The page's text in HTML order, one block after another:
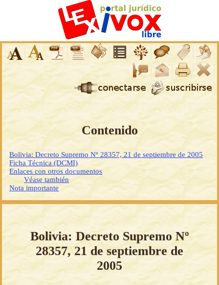
Contenido
Bolivia: Decreto Supremo Nº 28357, 21 de septiembre de 2005
Ficha Técnica (DCMI)
Enlaces con otros documentos
Véase también
Nota importante
Bolivia: Decreto Supremo Nº
28357, 21 de septiembre de
2005